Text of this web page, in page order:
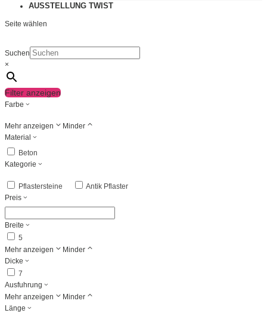
AUSSTELLUNG TWIST
Seite wählen
Suchen
×
Filter anzeigen
Farbe
Mehr anzeigen
Minder
Material
Beton
Kategorie
Pflastersteine
Antik Pflaster
Preis
Breite
5
Mehr anzeigen
Minder
Dicke
7
Ausfuhrung
Mehr anzeigen
Minder
Länge